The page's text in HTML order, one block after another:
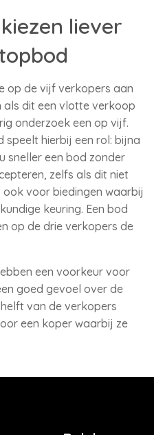
liever
op de vijf verkopers aan
dit een vlotte verkoop
onderzoek een op vijf.
speelt hierbij een rol: bijna
sneller een bod zonder
zelfs als dit niet
voor biedingen waarbij
keuring. Een bod
op de drie verkopers de
een voorkeur voor
goed gevoel over de
van de verkopers
een koper waarbij ze